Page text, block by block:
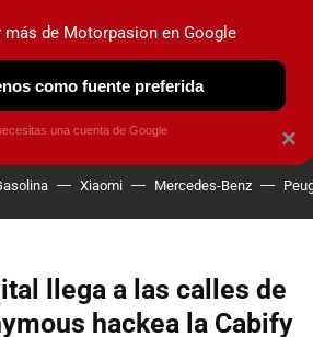
ELÉCTRICOS OBSERVATORIO
Xiaomi Mercedes-Benz
llega a las calles de
hackea la Cabify
×
más de Motorpasion en Google
como fuente preferida
una cuenta de Google